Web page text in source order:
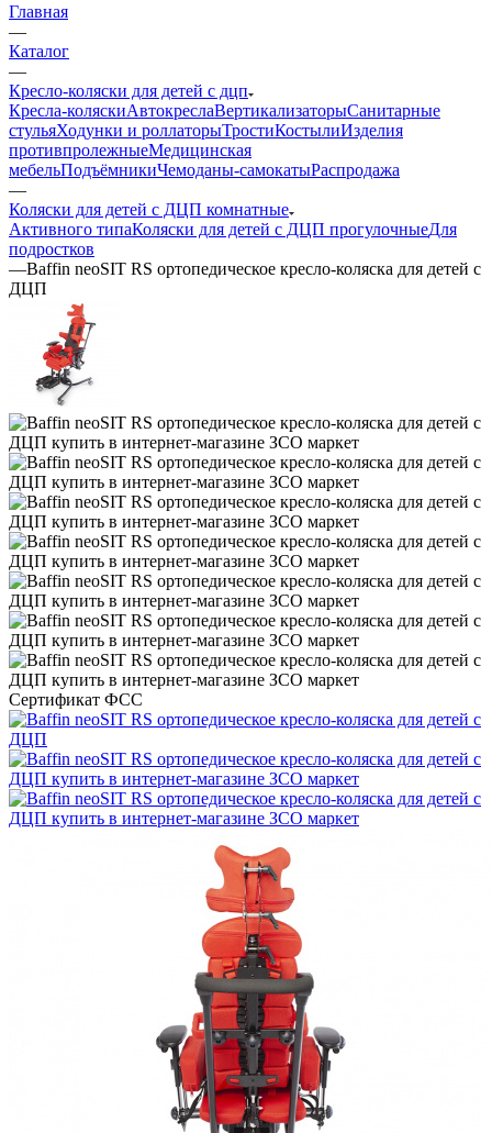
Главная
—
Каталог
—
Кресло-коляски для детей с дцп
Кресла-коляскиАвтокреслаВертикализаторыСанитарные
стульяХодунки и роллаторыТростиКостылиИзделия
противпролежныеМедицинская
мебельПодъёмникиЧемоданы-самокатыРаспродажа
—
Коляски для детей с ДЦП комнатные
Активного типаКоляски для детей с ДЦП прогулочныеДля
подростков
—Baffin neoSIT RS ортопедическое кресло-коляска для детей с
ДЦП
Сертификат ФСС